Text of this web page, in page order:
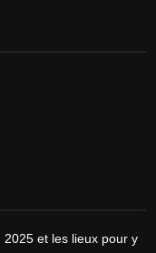
2025 et les lieux pour y